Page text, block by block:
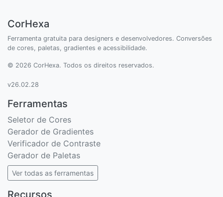
CorHexa
Ferramenta gratuita para designers e desenvolvedores. Conversões
de cores, paletas, gradientes e acessibilidade.
© 2026 CorHexa. Todos os direitos reservados.
v26.02.28
Ferramentas
Seletor de Cores
Gerador de Gradientes
Verificador de Contraste
Gerador de Paletas
Ver todas as ferramentas
Recursos